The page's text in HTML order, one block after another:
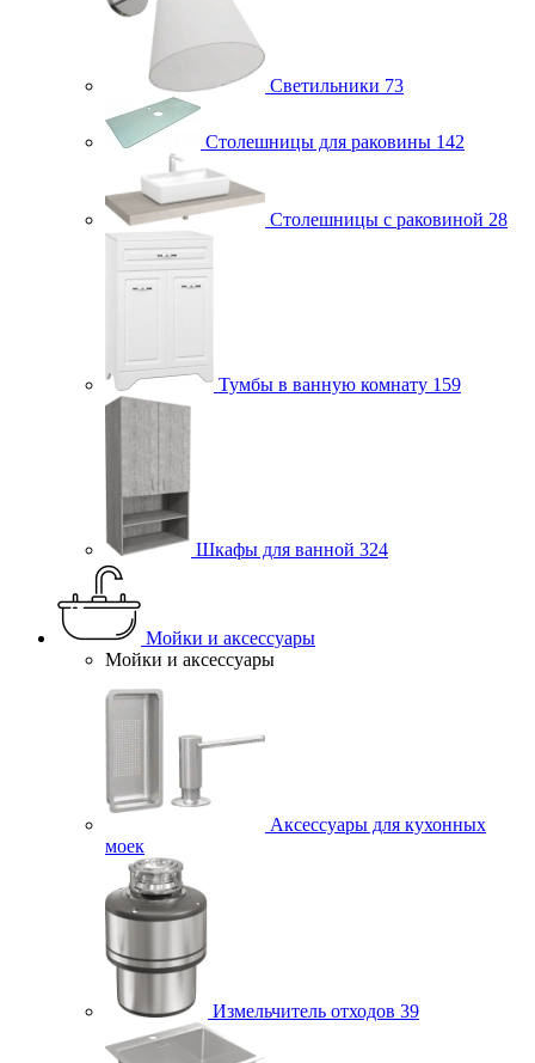
Светильники 73
Столешницы для раковины 142
Столешницы с раковиной 28
Тумбы в ванную комнату 159
Шкафы для ванной 324
Мойки и аксессуары
Мойки и аксессуары
Аксессуары для кухонных
моек
Измельчитель отходов 39